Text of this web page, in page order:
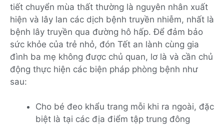
tiết chuyển mùa thất thường là nguyên nhân xuất
hiện và lây lan các dịch bệnh truyền nhiễm, nhất là
bệnh lây truyền qua đường hô hấp. Để đảm bảo
sức khỏe của trẻ nhỏ, đón Tết an lành cùng gia
đình ba mẹ không được chủ quan, lơ là và cần chủ
động thực hiện các biện pháp phòng bệnh như
sau:
Cho bé đeo khẩu trang mỗi khi ra ngoài, đặc
biệt là tại các địa điểm tập trung đông